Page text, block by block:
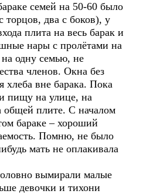
семей на 50-60 было
торцов, два с боков), у
плита на весь барак и
нары с пролётами на
одну семью, не
членов. Окна без
хлеба вне барака. Пока
пищу на улице, на
общей плите. С началом
бараке – хороший
Помню, не было
мать не оплакивала
вымирали малые
девочки и тихони